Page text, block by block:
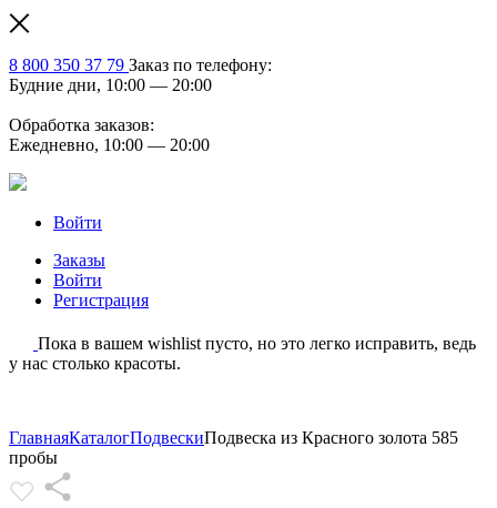
8 800 350 37 79 Заказ по телефону:
Будние дни, 10:00 — 20:00
Обработка заказов:
Ежедневно, 10:00 — 20:00
Войти
Заказы
Войти
Регистрация
Пока в вашем wishlist пусто, но это легко исправить, ведь
у нас столько красоты.
ГлавнаяКаталогПодвескиПодвеска из Красного золота 585
пробы